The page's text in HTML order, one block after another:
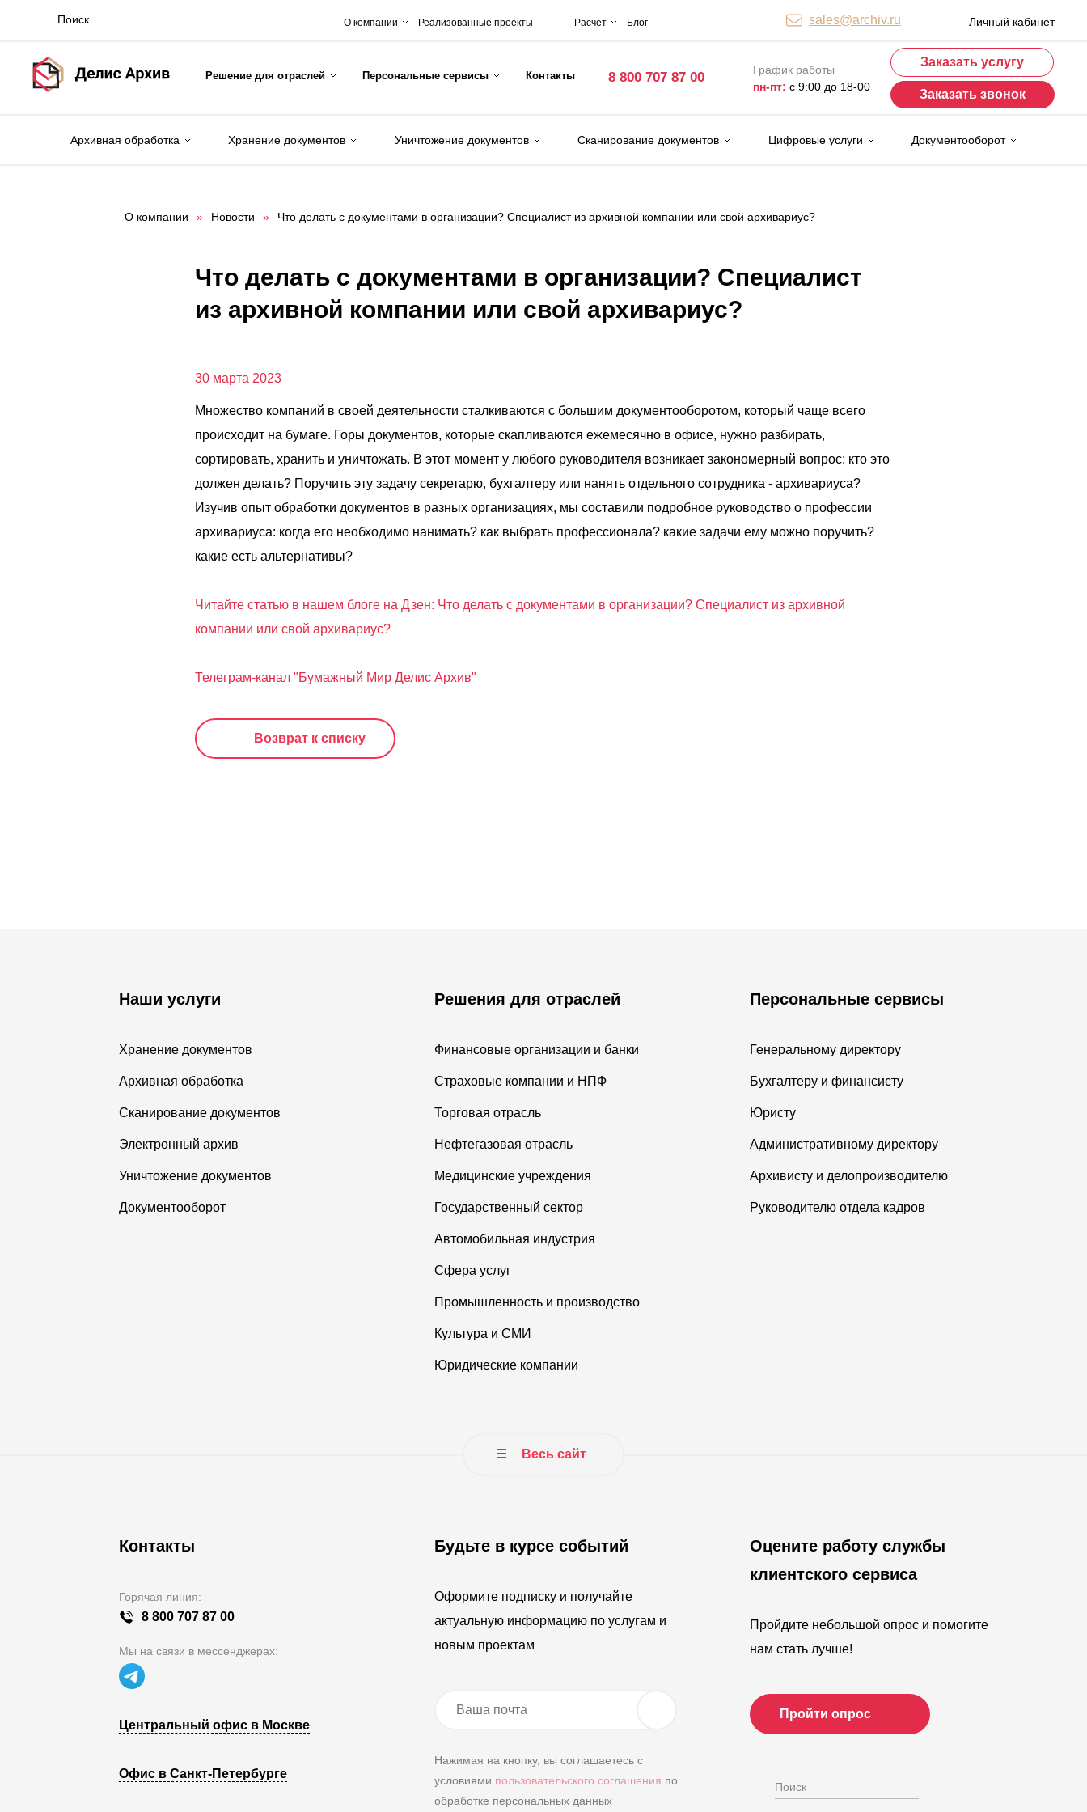
О компании Реализованные проекты Расчет Блог sales@archiv.ru Личный кабинет
Решение для отраслей Персональные сервисы Контакты 8 800 707 87 00
График работы
пн-пт: с 9:00 до 18-00
Заказать услугу
Заказать звонок
Архивная обработка Хранение документов Уничтожение документов Сканирование документов Цифровые услуги Документооборот
О компании » Новости » Что делать с документами в организации? Специалист из архивной компании или свой архивариус?
Что делать с документами в организации? Специалист
из архивной компании или свой архивариус?
30 марта 2023
Множество компаний в своей деятельности сталкиваются с большим документооборотом, который чаще всего
происходит на бумаге. Горы документов, которые скапливаются ежемесячно в офисе, нужно разбирать,
сортировать, хранить и уничтожать. В этот момент у любого руководителя возникает закономерный вопрос: кто это
должен делать? Поручить эту задачу секретарю, бухгалтеру или нанять отдельного сотрудника - архивариуса?
Изучив опыт обработки документов в разных организациях, мы составили подробное руководство о профессии
архивариуса: когда его необходимо нанимать? как выбрать профессионала? какие задачи ему можно поручить?
какие есть альтернативы?
Читайте статью в нашем блоге на Дзен: Что делать с документами в организации? Специалист из архивной
компании или свой архивариус?
Телеграм-канал "Бумажный Мир Делис Архив"
Возврат к списку
Наши услуги
Хранение документов
Архивная обработка
Сканирование документов
Электронный архив
Уничтожение документов
Документооборот
Решения для отраслей
Финансовые организации и банки
Страховые компании и НПФ
Торговая отрасль
Нефтегазовая отрасль
Медицинские учреждения
Государственный сектор
Автомобильная индустрия
Сфера услуг
Промышленность и производство
Культура и СМИ
Юридические компании
Персональные сервисы
Генеральному директору
Бухгалтеру и финансисту
Юристу
Административному директору
Архивисту и делопроизводителю
Руководителю отдела кадров
Весь сайт
Контакты
Горячая линия:
8 800 707 87 00
Мы на связи в мессенджерах:
Центральный офис в Москве
Офис в Санкт-Петербурге
Будьте в курсе событий
Оформите подписку и получайте
актуальную информацию по услугам и
новым проектам
Нажимая на кнопку, вы соглашаетесь с
условиями пользовательского соглашения по
обработке персональных данных
Оцените работу службы
клиентского сервиса
Пройдите небольшой опрос и помогите
нам стать лучше!
Пройти опрос